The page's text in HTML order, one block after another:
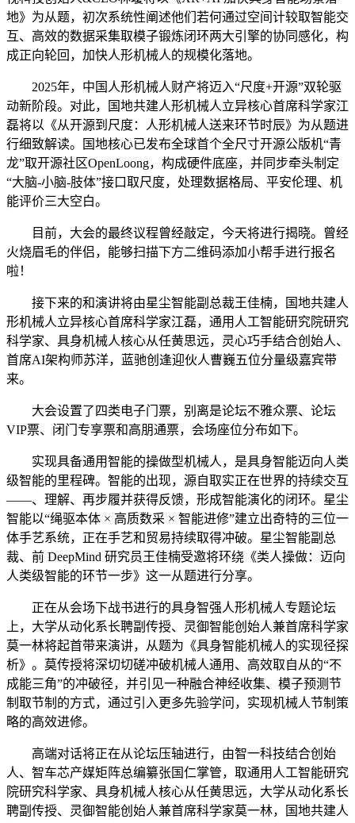
地》为从题，初次系统性阐述他们若何通过空间计较取智能交
互、高效的数据采集取模子锻炼闭环两大引擎的协同感化，构
成正向轮回，加快人形机械人的规模化落地。
2025年，中国人形机械人财产将迈入“尺度+开源”双轮驱
动新阶段。对此，国地共建人形机械人立异核心首席科学家江
磊将以《从开源到尺度：人形机械人送来环节时辰》为从题进
行细致解读。国地核心已发布全球首个全尺寸开源公版机“青
龙”取开源社区OpenLoong，构成硬件底座，并同步牵头制定
“大脑-小脑-肢体”接口取尺度，处理数据格局、平安伦理、机
能评价三大空白。
目前，大会的最终议程曾经敲定，今天将进行揭晓。曾经
火烧眉毛的伴侣，能够扫描下方二维码添加小帮手进行报名
啦！
接下来的和演讲将由星尘智能副总裁王佳楠，国地共建人
形机械人立异核心首席科学家江磊，通用人工智能研究院研究
科学家、具身机械人核心从任黄思远，灵心巧手结合创始人、
首席AI架构师苏洋，蓝驰创逢迎伙人曹巍五位分量级嘉宾带
来。
大会设置了四类电子门票，别离是论坛不雅众票、论坛
VIP票、闭门专享票和高朋通票，会场座位分布如下。
实现具备通用智能的操做型机械人，是具身智能迈向人类
级智能的里程碑。智能的出现，源自取实正在世界的持续交互
——、理解、再步履并获得反馈，形成智能演化的闭环。星尘
智能以“绳驱本体 × 高质数采 × 智能进修”建立出奇特的三位一
体手艺系统，正在手艺和贸易持续取得冲破。星尘智能副总
裁、前 DeepMind 研究员王佳楠受邀将环绕《类人操做：迈向
人类级智能的环节一步》这一从题进行分享。
正在从会场下战书进行的具身智强人形机械人专题论坛
上，大学从动化系长聘副传授、灵御智能创始人兼首席科学家
莫一林将起首带来演讲，从题为《具身智能机械人的实现径探
析》。莫传授将深切切磋冲破机械人通用、高效取自从的“不
成能三角”的冲破径，并引见一种融合神经收集、模子预测节
制取节制的方式，通过引入更多先验学问，实现机械人节制策
略的高效进修。
高端对话将正在从论坛压轴进行，由智一科技结合创始
人、智车芯产媒矩阵总编纂张国仁掌管，取通用人工智能研究
院研究科学家、具身机械人核心从任黄思远，大学从动化系长
聘副传授、灵御智能创始人兼首席科学家莫一林，国地共建人